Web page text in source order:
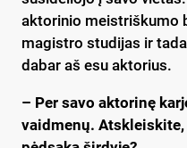
aktorinio meistriškumo
magistro studijas ir
dabar aš esu aktorius.
– Per savo aktorinę
vaidmenų.